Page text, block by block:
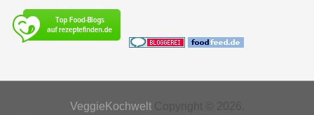
VeggieKochweltCopyright © 2026.